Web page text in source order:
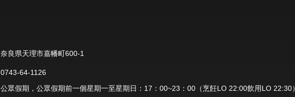
奈良県天理市嘉幡町600-1
0743-64-1126
公眾假期，公眾假期前一個星期一至星期日：17：00~23：00（烹飪LO 22:00飲用LO 22:30